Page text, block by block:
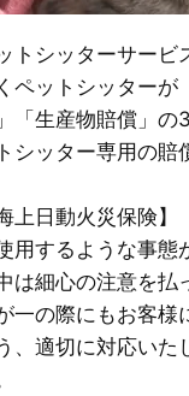
トシッターサービ
ペットシッターが
「生産物賠償」の
シッター専用の賠
上日動火災保険】
用するような事態
は細心の注意を払
一の際にもお客様
、適切に対応いた